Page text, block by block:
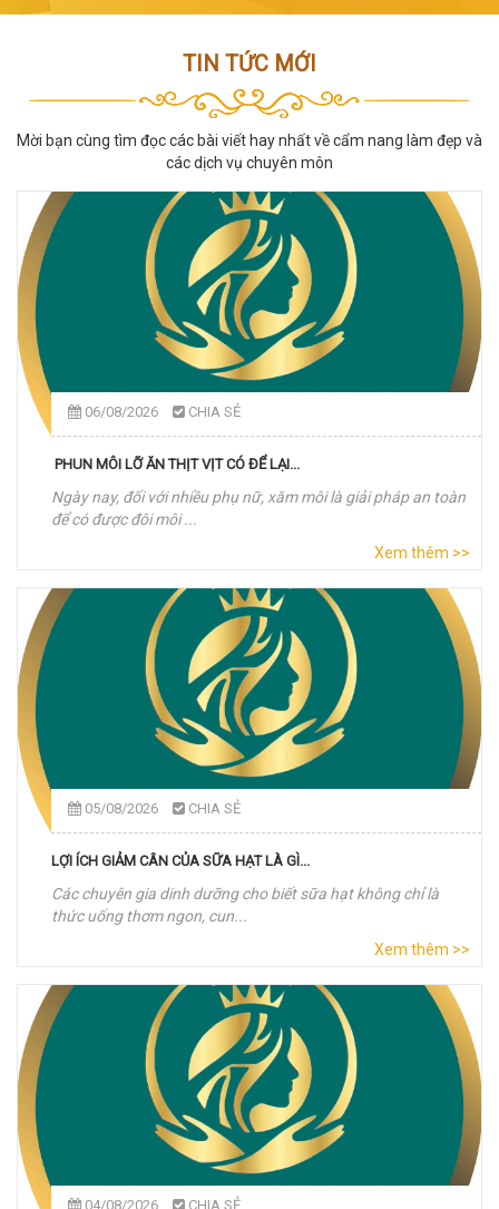
TIN TỨC MỚI
Mời bạn cùng tìm đọc các bài viết hay nhất về cẩm nang làm đẹp và
các dịch vụ chuyên môn
06/08/2026 CHIA SẺ
PHUN MÔI LỠ ĂN THỊT VỊT CÓ ĐỂ LẠI...
Ngày nay, đối với nhiều phụ nữ, xăm môi là giải pháp an toàn
để có được đôi môi ...
Xem thêm >>
05/08/2026 CHIA SẺ
LỢI ÍCH GIẢM CÂN CỦA SỮA HẠT LÀ GÌ...
Các chuyên gia dinh dưỡng cho biết sữa hạt không chỉ là
thức uống thơm ngon, cun...
Xem thêm >>
04/08/2026 CHIA SẺ